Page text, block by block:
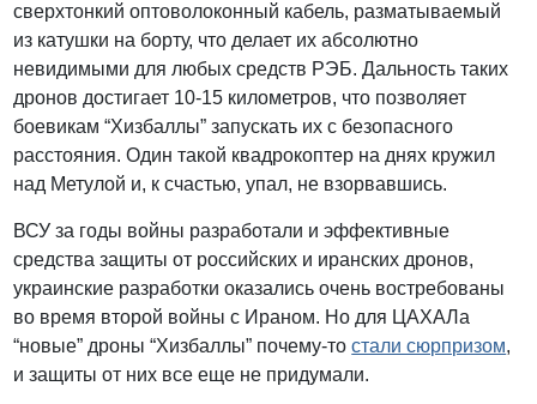
сверхтонкий оптоволоконный кабель, разматываемый
из катушки на борту, что делает их абсолютно
невидимыми для любых средств РЭБ. Дальность таких
дронов достигает 10-15 километров, что позволяет
боевикам “Хизбаллы” запускать их с безопасного
расстояния. Один такой квадрокоптер на днях кружил
над Метулой и, к счастью, упал, не взорвавшись.
ВСУ за годы войны разработали и эффективные
средства защиты от российских и иранских дронов,
украинские разработки оказались очень востребованы
во время второй войны с Ираном. Но для ЦАХАЛа
“новые” дроны “Хизбаллы” почему-тостали сюрпризом,
и защиты от них все еще не придумали.